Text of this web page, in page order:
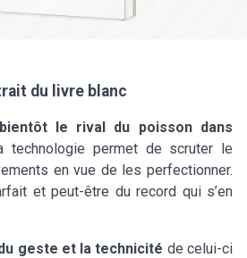
du livre blanc
le rival du poisson dans
technologie permet de scruter le
en vue de les perfectionner.
et peut-être du record qui s’en
geste et la technicité de celui-ci